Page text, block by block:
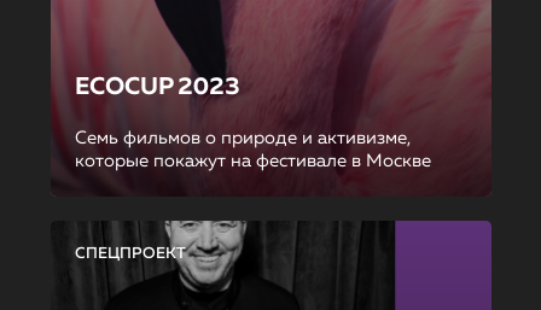
ECOCUP 2023
Семь фильмов о природе и активизме,
которые покажут на фестивале в Москве
СПЕЦПРОЕКТ